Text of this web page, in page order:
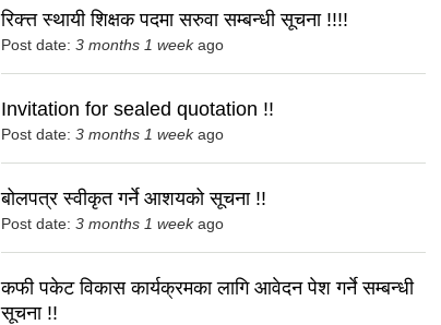
रिक्त्त स्थायी शिक्षक पदमा सरुवा सम्बन्धी सूचना !!!!
Post date: 3 months 1 weekago
Invitation for sealed quotation !!
Post date: 3 months 1 weekago
बोलपत्र स्वीकृत गर्ने आशयको सूचना !!
Post date: 3 months 1 weekago
कफी पकेट विकास कार्यक्रमका लागि आवेदन पेश गर्ने सम्बन्धी
सूचना !!